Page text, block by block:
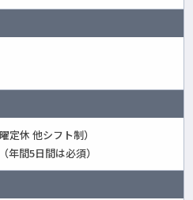
定休 他シフト制）
間5日間は必須）